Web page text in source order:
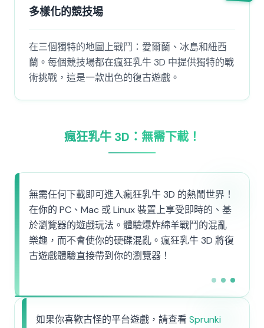
多樣化的競技場
在三個獨特的地圖上戰鬥：愛爾蘭、冰島和紐西
蘭。每個競技場都在瘋狂乳牛 3D 中提供獨特的戰
術挑戰，這是一款出色的復古遊戲。
瘋狂乳牛 3D：無需下載！
無需任何下載即可進入瘋狂乳牛 3D 的熱鬧世界！
在你的 PC、Mac 或 Linux 裝置上享受即時的、基
於瀏覽器的遊戲玩法。體驗爆炸綿羊戰鬥的混亂
樂趣，而不會使你的硬碟混亂。瘋狂乳牛 3D 將復
古遊戲體驗直接帶到你的瀏覽器！
如果你喜歡古怪的平台遊戲，請查看 Sprunki